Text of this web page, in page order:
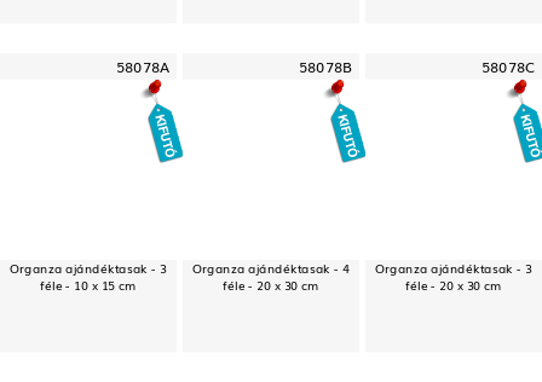
58078A
Organza ajándéktasak - 3
féle - 10 x 15 cm
58078B
Organza ajándéktasak - 4
féle - 20 x 30 cm
58078C
Organza ajándéktasak - 3
féle - 20 x 30 cm